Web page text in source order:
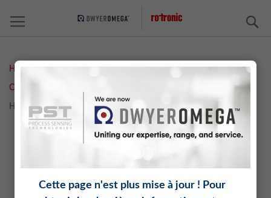
Home Measurement Solutions Humidité
Capteurs et filtres
HC2-IS25
Cette page n'est plus mise à jour ! Pour